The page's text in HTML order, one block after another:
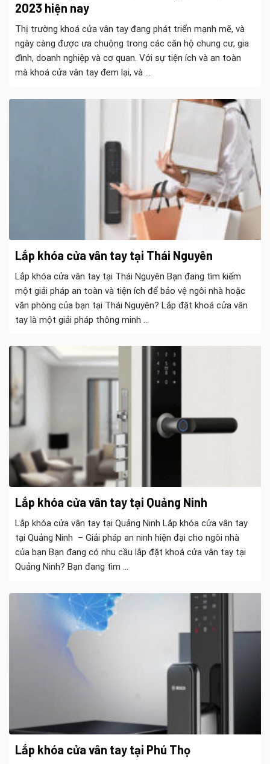
2023 hiện nay
Thị trường khoá cửa vân tay đang phát triển mạnh mẽ, và
ngày càng được ưa chuộng trong các căn hộ chung cư, gia
đình, doanh nghiệp và cơ quan. Với sự tiện ích và an toàn
mà khoá cửa vân tay đem lại, và ...
Lắp khóa cửa vân tay tại Thái Nguyên
Lắp khóa cửa vân tay tại Thái Nguyên Bạn đang tìm kiếm
một giải pháp an toàn và tiện ích để bảo vệ ngôi nhà hoặc
văn phòng của bạn tại Thái Nguyên? Lắp đặt khoá cửa vân
tay là một giải pháp thông minh ...
Lắp khóa cửa vân tay tại Quảng Ninh
Lắp khóa cửa vân tay tại Quảng Ninh Lắp khóa cửa vân tay
tại Quảng Ninh – Giải pháp an ninh hiện đại cho ngôi nhà
của bạn Bạn đang có nhu cầu lắp đặt khoá cửa vân tay tại
Quảng Ninh? Bạn đang tìm ...
Lắp khóa cửa vân tay tại Phú Thọ